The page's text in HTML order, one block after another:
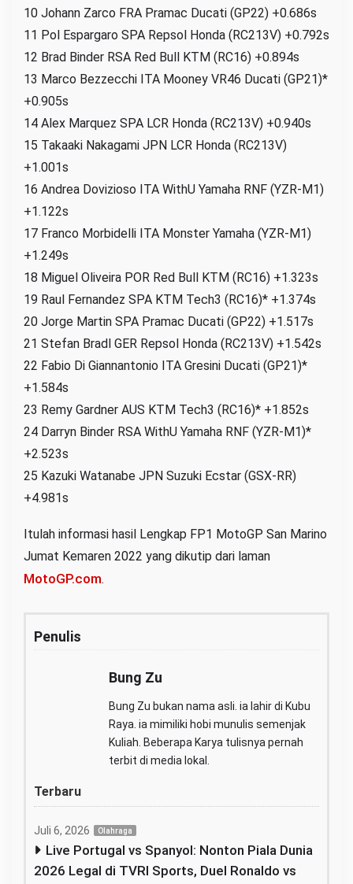
10 Johann Zarco FRA Pramac Ducati (GP22) +0.686s
11 Pol Espargaro SPA Repsol Honda (RC213V) +0.792s
12 Brad Binder RSA Red Bull KTM (RC16) +0.894s
13 Marco Bezzecchi ITA Mooney VR46 Ducati (GP21)*
+0.905s
14 Alex Marquez SPA LCR Honda (RC213V) +0.940s
15 Takaaki Nakagami JPN LCR Honda (RC213V)
+1.001s
16 Andrea Dovizioso ITA WithU Yamaha RNF (YZR-M1)
+1.122s
17 Franco Morbidelli ITA Monster Yamaha (YZR-M1)
+1.249s
18 Miguel Oliveira POR Red Bull KTM (RC16) +1.323s
19 Raul Fernandez SPA KTM Tech3 (RC16)* +1.374s
20 Jorge Martin SPA Pramac Ducati (GP22) +1.517s
21 Stefan Bradl GER Repsol Honda (RC213V) +1.542s
22 Fabio Di Giannantonio ITA Gresini Ducati (GP21)*
+1.584s
23 Remy Gardner AUS KTM Tech3 (RC16)* +1.852s
24 Darryn Binder RSA WithU Yamaha RNF (YZR-M1)*
+2.523s
25 Kazuki Watanabe JPN Suzuki Ecstar (GSX-RR)
+4.981s
Itulah informasi hasil Lengkap FP1 MotoGP San Marino
Jumat Kemaren 2022 yang dikutip dari laman
MotoGP.com.
Penulis
Bung Zu
Bung Zu bukan nama asli. ia lahir di Kubu
Raya. ia mimiliki hobi munulis semenjak
Kuliah. Beberapa Karya tulisnya pernah
terbit di media lokal.
Terbaru
Juli 6, 2026 Olahraga
Live Portugal vs Spanyol: Nonton Piala Dunia
2026 Legal di TVRI Sports, Duel Ronaldo vs